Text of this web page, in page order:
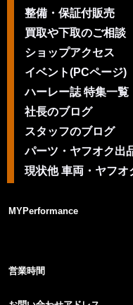
整備・保証付販売
買取や下取のご相談
ショップアクセス
イベント(PCページ)
ハーレー誌 特集一覧
社長のブログ
スタッフのブログ
パーツ・ヤフオク出
現状他 車両・ヤフオ
MYPerformance
営業時間